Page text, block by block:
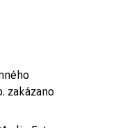
zakázano